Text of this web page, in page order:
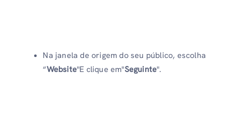
Na janela de origem do seu público, escolha
“Website"E clique em"Seguinte".